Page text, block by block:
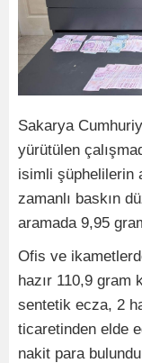
Sakarya
yürütülen
isimli şüphelilerin
zamanlı baskın
aramada 9,95
Ofis ve
hazır 110,9 gram
sentetik ecza, 2
ticaretinden elde
nakit para